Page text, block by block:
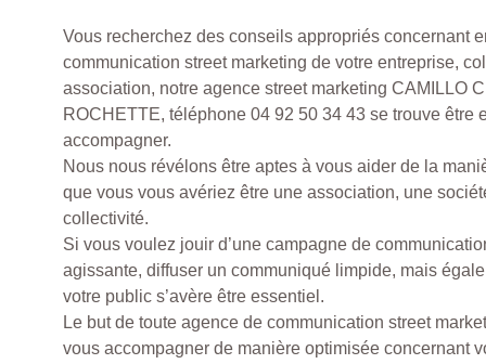
Vous recherchez des conseils appropriés concernant
communication street marketing de votre entreprise,
association, notre agence street marketing CAMILLO
ROCHETTE, téléphone 04 92 50 34 43 se trouve être
accompagner.
Nous nous révélons être aptes à vous aider de la
que vous vous avériez être une association, une
collectivité.
Si vous voulez jouir d’une campagne de
agissante, diffuser un communiqué limpide, mais
votre public s’avère être essentiel.
Le but de toute agence de communication street
vous accompagner de manière optimisée concernant